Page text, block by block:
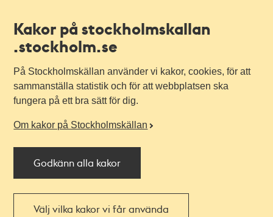
Kakor på stockholmskallan
.stockholm.se
På Stockholmskällan använder vi kakor, cookies, för att
sammanställa statistik och för att webbplatsen ska
fungera på ett bra sätt för dig.
Om kakor på Stockholmskällan
Godkänn alla kakor
Välj vilka kakor vi får använda